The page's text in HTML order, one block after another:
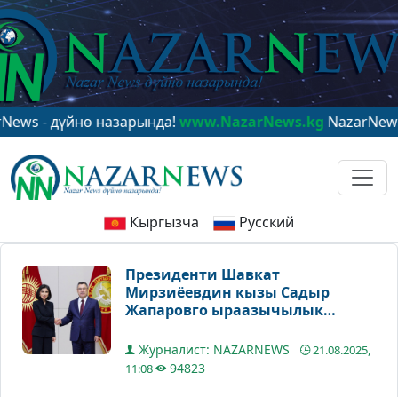
назарында!www.NazarNews.kgNazarNews - в
Кыргызча Русский
Президенти Шавкат
Мирзиёевдин кызы Садыр
Жапаровго ыраазычылык
Журналист: NAZARNEWS
21.08.2025,
11:08
94823